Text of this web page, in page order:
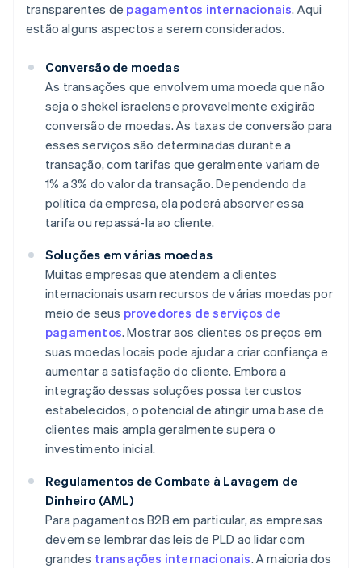
transparentes de pagamentos internacionais. Aqui
estão alguns aspectos a serem considerados.
Conversão de moedas
As transações que envolvem uma moeda que não
seja o shekel israelense provavelmente exigirão
conversão de moedas. As taxas de conversão para
esses serviços são determinadas durante a
transação, com tarifas que geralmente variam de
1% a 3% do valor da transação. Dependendo da
política da empresa, ela poderá absorver essa
tarifa ou repassá-la ao cliente.
Soluções em várias moedas
Muitas empresas que atendem a clientes
internacionais usam recursos de várias moedas por
meio de seus provedores de serviços de
pagamentos. Mostrar aos clientes os preços em
suas moedas locais pode ajudar a criar confiança e
aumentar a satisfação do cliente. Embora a
integração dessas soluções possa ter custos
estabelecidos, o potencial de atingir uma base de
clientes mais ampla geralmente supera o
investimento inicial.
Regulamentos de Combate à Lavagem de
Dinheiro (AML)
Para pagamentos B2B em particular, as empresas
devem se lembrar das leis de PLD ao lidar com
grandes transações internacionais. A maioria dos